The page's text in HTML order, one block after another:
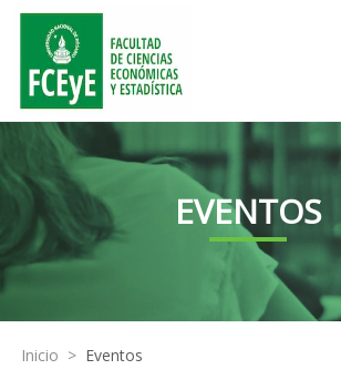
EVENTOS
Inicio > Eventos